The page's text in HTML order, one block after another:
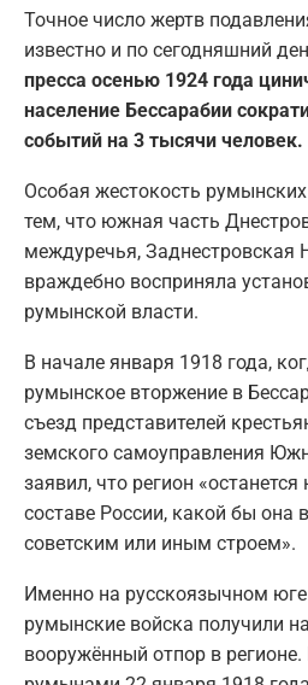
Точное число жертв
известно и по сегодняшний
пресса осенью 1924 года
население Бессарабии
событий на 3 тысячи человек.
Особая жестокость
тем, что южная часть
междуречья, Заднестровская
враждебно восприняла
румынской власти.
В начале января 1918 года,
румынское вторжение в
съезд представителей
земского самоуправления
заявил, что регион
составе России, какой бы она
советским или иным строем».
Именно на русскоязычном
румынские войска получили
вооружённый отпор в